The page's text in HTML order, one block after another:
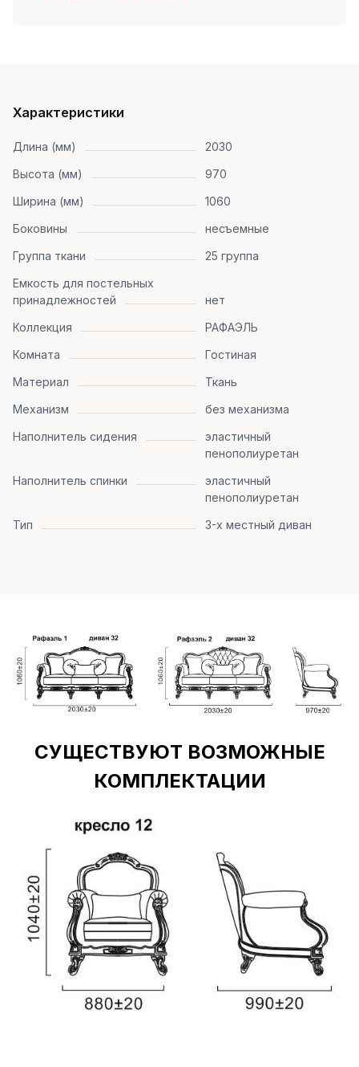
Характеристики
Длина (мм)
2030
Высота (мм)
970
Ширина (мм)
1060
Боковины
несъемные
Группа ткани
25 группа
Емкость для постельных
принадлежностей
нет
Коллекция
РАФАЭЛЬ
Комната
Гостиная
Материал
Ткань
Механизм
без механизма
Наполнитель сидения
эластичный
пенополиуретан
Наполнитель спинки
эластичный
пенополиуретан
Тип
3-х местный диван
СУЩЕСТВУЮТ ВОЗМОЖНЫЕ
КОМПЛЕКТАЦИИ